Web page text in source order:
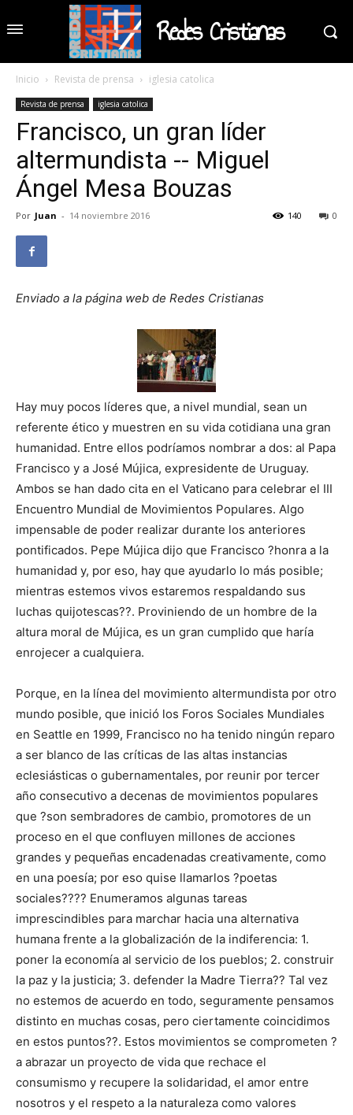
Redes Cristianas
Inicio Revista de prensa iglesia catolica
Revista de prensa iglesia catolica
Francisco, un gran líder
altermundista -- Miguel
Ángel Mesa Bouzas
Por Juan - 14 noviembre 2016 0
140
Enviado a la página web de Redes Cristianas
Hay muy pocos líderes que, a nivel mundial, sean un
referente ético y muestren en su vida cotidiana una gran
humanidad. Entre ellos podríamos nombrar a dos: al Papa
Francisco y a José Mújica, expresidente de Uruguay.
Ambos se han dado cita en el Vaticano para celebrar el III
Encuentro Mundial de Movimientos Populares. Algo
impensable de poder realizar durante los anteriores
pontificados. Pepe Mújica dijo que Francisco ?honra a la
humanidad y, por eso, hay que ayudarlo lo más posible;
mientras estemos vivos estaremos respaldando sus
luchas quijotescas??. Proviniendo de un hombre de la
altura moral de Mújica, es un gran cumplido que haría
enrojecer a cualquiera.
Porque, en la línea del movimiento altermundista por otro
mundo posible, que inició los Foros Sociales Mundiales
en Seattle en 1999, Francisco no ha tenido ningún reparo
a ser blanco de las críticas de las altas instancias
eclesiásticas o gubernamentales, por reunir por tercer
año consecutivo a decenas de movimientos populares
que ?son sembradores de cambio, promotores de un
proceso en el que confluyen millones de acciones
grandes y pequeñas encadenadas creativamente, como
en una poesía; por eso quise llamarlos ?poetas
sociales???? Enumeramos algunas tareas
imprescindibles para marchar hacia una alternativa
humana frente a la globalización de la indiferencia: 1.
poner la economía al servicio de los pueblos; 2. construir
la paz y la justicia; 3. defender la Madre Tierra?? Tal vez
no estemos de acuerdo en todo, seguramente pensamos
distinto en muchas cosas, pero ciertamente coincidimos
en estos puntos??. Estos movimientos se comprometen ?
a abrazar un proyecto de vida que rechace el
consumismo y recupere la solidaridad, el amor entre
nosotros y el respeto a la naturaleza como valores